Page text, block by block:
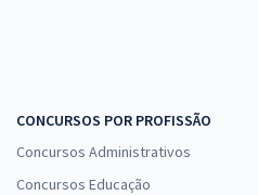
CONCURSOS POR PROFISSÃO
Concursos Administrativos
Concursos Educação